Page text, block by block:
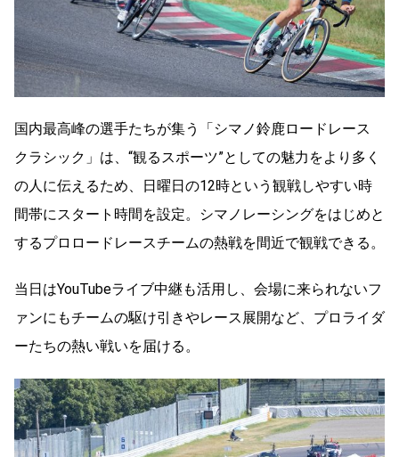
国内最高峰の選手たちが集う「シマノ鈴鹿ロードレース
クラシック」は、“観るスポーツ”としての魅力をより多く
の人に伝えるため、日曜日の12時という観戦しやすい時
間帯にスタート時間を設定。シマノレーシングをはじめと
するプロロードレースチームの熱戦を間近で観戦できる。
当日はYouTubeライブ中継も活用し、会場に来られないフ
ァンにもチームの駆け引きやレース展開など、プロライダ
ーたちの熱い戦いを届ける。